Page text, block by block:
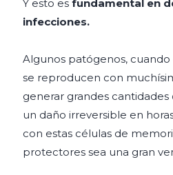
Y esto esfundamental en
infecciones.
Algunos patógenos,
se reproducen con
generar grandes
un daño irreversible en
con estas células de
protectores sea una gran